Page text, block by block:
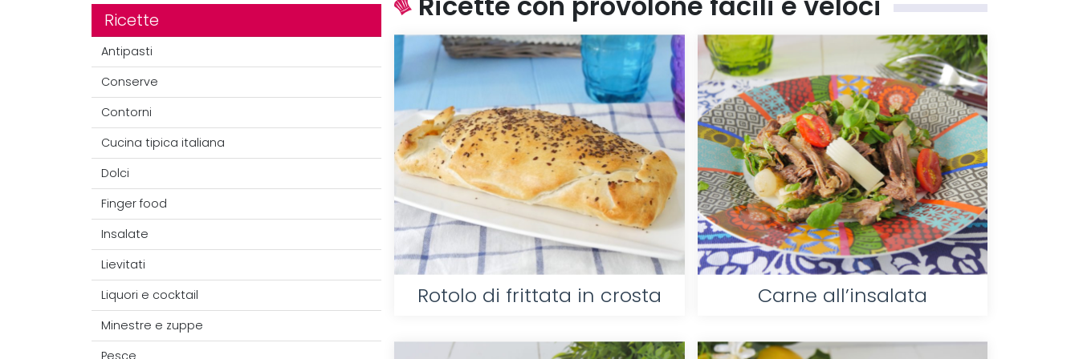
Ricette
Antipasti
Conserve
Contorni
Cucina tipica italiana
Dolci
Finger food
Insalate
Lievitati
Liquori e cocktail
Minestre e zuppe
Ricette con provolone facili e veloci
Rotolo di frittata in crosta Carne all’insalata